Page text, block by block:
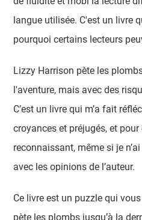
langue utilisée. C'est un livre
pourquoi certains lecteurs
Lizzy Harrison pète les
l'aventure, mais avec des
C’est un livre qui m’a fait
croyances et préjugés, et
reconnaissant, même si je
avec les opinions de l’auteur.
Ce livre est un puzzle qui
pète les plombs jusqu’à la